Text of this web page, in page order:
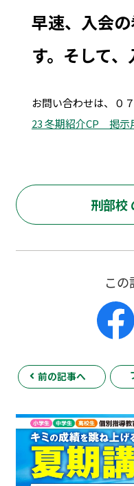
早速、入会
す。そして、
お問い合わせは、０
23 冬期紹介CP 掲示
刑部校
こ
前の記事へ